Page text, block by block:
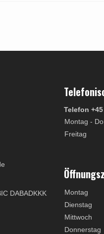
DABADKKK
Telefon
Montag -
Freitag
Montag
Dienstag
Mittwoch
Donnerstag